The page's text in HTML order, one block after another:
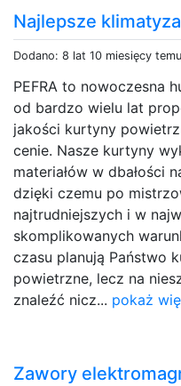
Najlepsze
Dodano: 8 lat 10 miesięcy temu
PEFRA to nowoczesna
od bardzo wielu lat
jakości kurtyny
cenie. Nasze kurtyny
materiałów w dbałości
dzięki czemu po
najtrudniejszych i w
skomplikowanych
czasu planują Państwo
powietrzne, lecz na
znaleźć nicz... pokaż
Zawory